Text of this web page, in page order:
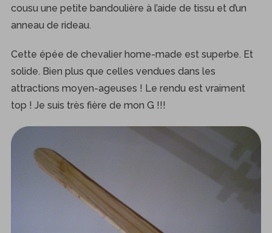
cousu une petite bandoulière à l’aide de tissu et d’un
anneau de rideau.
Cette épée de chevalier home-made est superbe. Et
solide. Bien plus que celles vendues dans les
attractions moyen-ageuses ! Le rendu est vraiment
top ! Je suis très fière de mon G !!!